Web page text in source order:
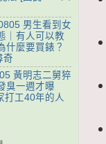
男生看到女
｜有人可以教
什麼要買錶？
奇
黃明志二舅猝
臭一週才曝
打工40年的人